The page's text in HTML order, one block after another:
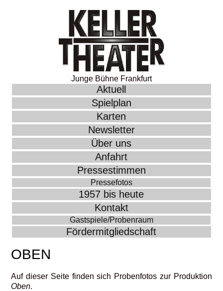
Junge Bühne Frankfurt
Aktuell
Spielplan
Karten
Newsletter
Über uns
Anfahrt
Pressestimmen
Pressefotos
1957 bis heute
Kontakt
Gastspiele/Probenraum
Fördermitgliedschaft
OBEN
Auf dieser Seite finden sich Probenfotos zur Produktion
Oben.